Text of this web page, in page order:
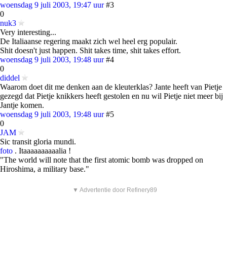
woensdag 9 juli 2003, 19:47 uur #3
0
nuk3
Very interesting...
De Italiaanse regering maakt zich wel heel erg populair.
Shit doesn't just happen. Shit takes time, shit takes effort.
woensdag 9 juli 2003, 19:48 uur #4
0
diddel
Waarom doet dit me denken aan de kleuterklas? Jante heeft van Pietje
gezegd dat Pietje knikkers heeft gestolen en nu wil Pietje niet meer bij
Jantje komen.
woensdag 9 juli 2003, 19:48 uur #5
0
JAM
Sic transit gloria mundi.
foto . Itaaaaaaaaaalia !
"The world will note that the first atomic bomb was dropped on
Hiroshima, a military base."
▼ Advertentie door Refinery89